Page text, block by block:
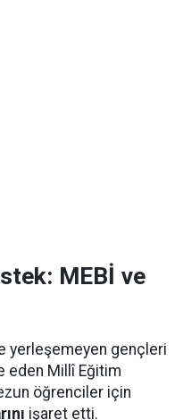
MEBİ ve
yerleşemeyen gençleri
eden Millî Eğitim
öğrenciler için
işaret etti.